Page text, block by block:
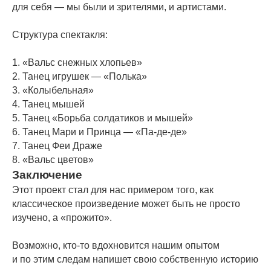
для себя — мы были и зрителями, и артистами.
Структура спектакля:
1. «Вальс снежных хлопьев»
2. Танец игрушек — «Полька»
3. «Колыбельная»
4. Танец мышей
5. Танец «Борьба солдатиков и мышей»
6. Танец Мари и Принца — «Па-де-де»
7. Танец Феи Драже
8. «Вальс цветов»
Заключение
Этот проект стал для нас примером того, как
классическое произведение может быть не просто
изучено, а «прожито».
Возможно, кто-то вдохновится нашим опытом
и по этим следам напишет свою собственную историю